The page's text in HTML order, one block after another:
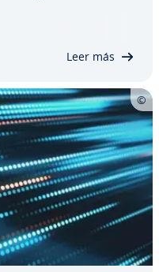
ha logrado al­
Leer más